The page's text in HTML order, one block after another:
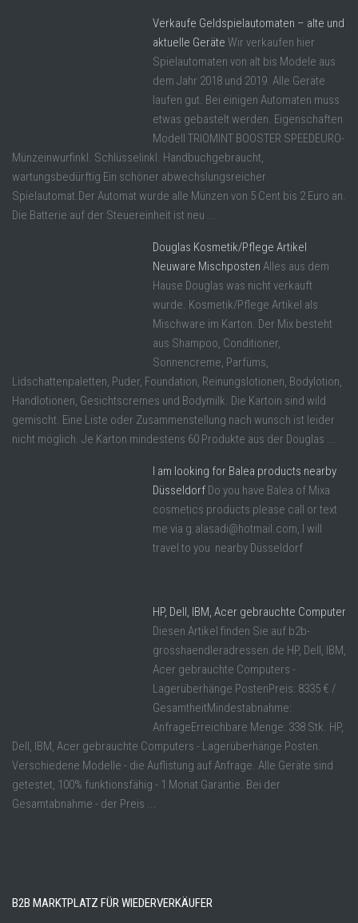
Verkaufe Geldspielautomaten – alte und
aktuelle Geräte Wir verkaufen hier
Spielautomaten von alt bis Modele aus
dem Jahr 2018 und 2019. Alle Geräte
laufen gut. Bei einigen Automaten muss
etwas gebastelt werden. Eigenschaften
Modell TRIOMINT BOOSTER SPEEDEURO-
Münzeinwurfinkl. Schlüsselinkl. Handbuchgebraucht,
wartungsbedürftig Ein schöner abwechslungsreicher
Spielautomat.Der Automat wurde alle Münzen von 5 Cent bis 2 Euro an.
Die Batterie auf der Steuereinheit ist neu ...
Douglas Kosmetik/Pflege Artikel
Neuware Mischposten Alles aus dem
Hause Douglas was nicht verkauft
wurde. Kosmetik/Pflege Artikel als
Mischware im Karton. Der Mix besteht
aus Shampoo, Conditioner,
Sonnencreme, Parfüms,
Lidschattenpaletten, Puder, Foundation, Reinungslotionen, Bodylotion,
Handlotionen, Gesichtscremes und Bodymilk. Die Kartoin sind wild
gemischt. Eine Liste oder Zusammenstellung nach wunsch ist leider
nicht möglich. Je Karton mindestens 60 Produkte aus der Douglas ...
I am looking for Balea products nearby
Düsseldorf Do you have Balea of Mixa
cosmetics products please call or text
me via g.alasadi@hotmail.com, I will
travel to you nearby Düsseldorf
HP, Dell, IBM, Acer gebrauchte Computer
Diesen Artikel finden Sie auf b2b-
grosshaendleradressen.de HP, Dell, IBM,
Acer gebrauchte Computers -
Lagerüberhänge PostenPreis: 8335 € /
GesamtheitMindestabnahme:
AnfrageErreichbare Menge: 338 Stk. HP,
Dell, IBM, Acer gebrauchte Computers - Lagerüberhänge Posten.
Verschiedene Modelle - die Auflistung auf Anfrage. Alle Geräte sind
getestet, 100% funktionsfähig - 1 Monat Garantie. Bei der
Gesamtabnahme - der Preis ...
B2B MARKTPLATZ FÜR WIEDERVERKÄUFER